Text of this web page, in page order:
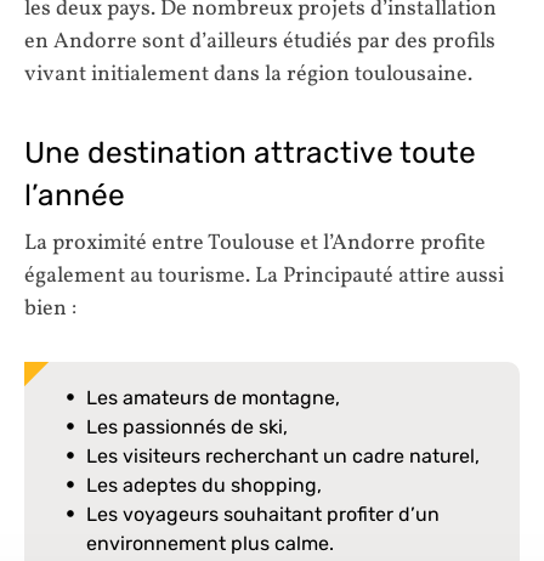
les deux pays. De nombreux projets d’installation
en Andorre sont d’ailleurs étudiés par des profils
vivant initialement dans la région toulousaine.
Une destination attractive toute
l’année
La proximité entre Toulouse et l’Andorre profite
également au tourisme. La Principauté attire aussi
bien :
Les amateurs de montagne,
Les passionnés de ski,
Les visiteurs recherchant un cadre naturel,
Les adeptes du shopping,
Les voyageurs souhaitant profiter d’un
environnement plus calme.